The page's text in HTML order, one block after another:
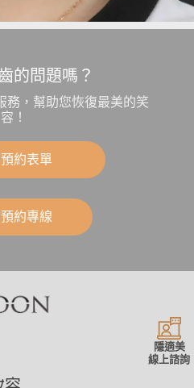
的問題嗎？
務，幫助您恢復最美的笑
容！
約表單
約專線
隱適美
線上諮詢